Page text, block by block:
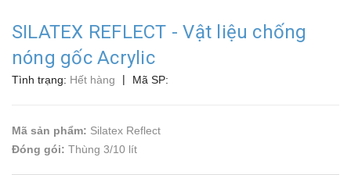
SILATEX REFLECT - Vật liệu chống
nóng gốc Acrylic
Tình trạng: Hết hàng | Mã SP:
Mã sản phẩm: Silatex Reflect
Đóng gói: Thùng 3/10 lít